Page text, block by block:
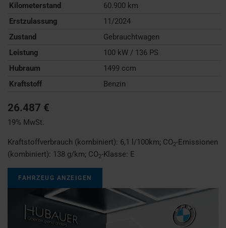
Kilometerstand
60.900 km
Erstzulassung
11/2024
Zustand
Gebrauchtwagen
Leistung
100 kW / 136 PS
Hubraum
1499 ccm
Kraftstoff
Benzin
26.487 €
19% MwSt.
Kraftstoffverbrauch (kombiniert): 6,1 l/100km; CO2-Emissionen
(kombiniert): 138 g/km; CO2-Klasse: E
FAHRZEUG ANZEIGEN